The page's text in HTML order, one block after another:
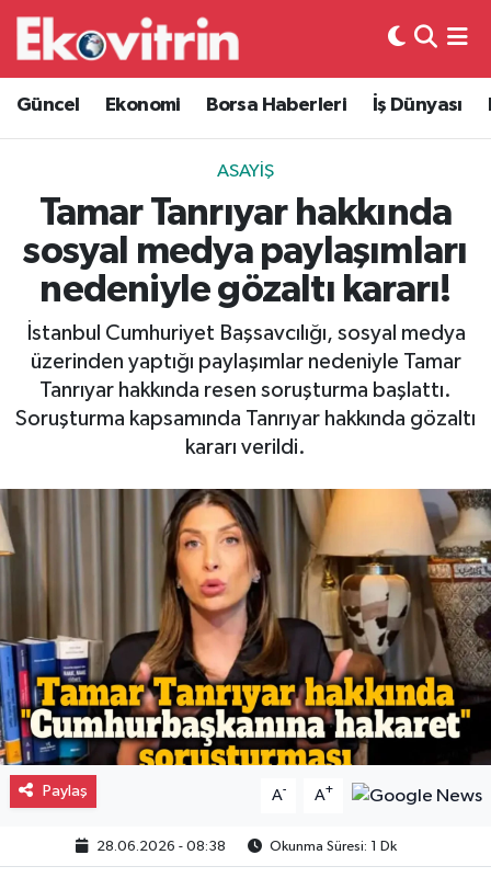
Güncel Ekonomi Borsa Haberleri İş Dünyası
ASAYIŞ
Tamar Tanrıyar hakkında
sosyal medya paylaşımları
nedeniyle gözaltı kararı!
İstanbul Cumhuriyet Başsavcılığı, sosyal medya
üzerinden yaptığı paylaşımlar nedeniyle Tamar
Tanrıyar hakkında resen soruşturma başlattı.
Soruşturma kapsamında Tanrıyar hakkında gözaltı
kararı verildi.
Paylaş A- A+
28.06.2026 - 08:38 Okunma Süresi: 1 Dk
Güncel
Ekonomi
Borsa Haberleri
İş Dünyası
Lojistik
Otovitrin
Asayiş
Gayrimenkul
Eğitim
Hava Durumu
Trafik Durumu
Süper Lig Puan Durumu ve Fikstür
Tüm Manşetler
Son Dakika Haberleri
Haber Arşivi